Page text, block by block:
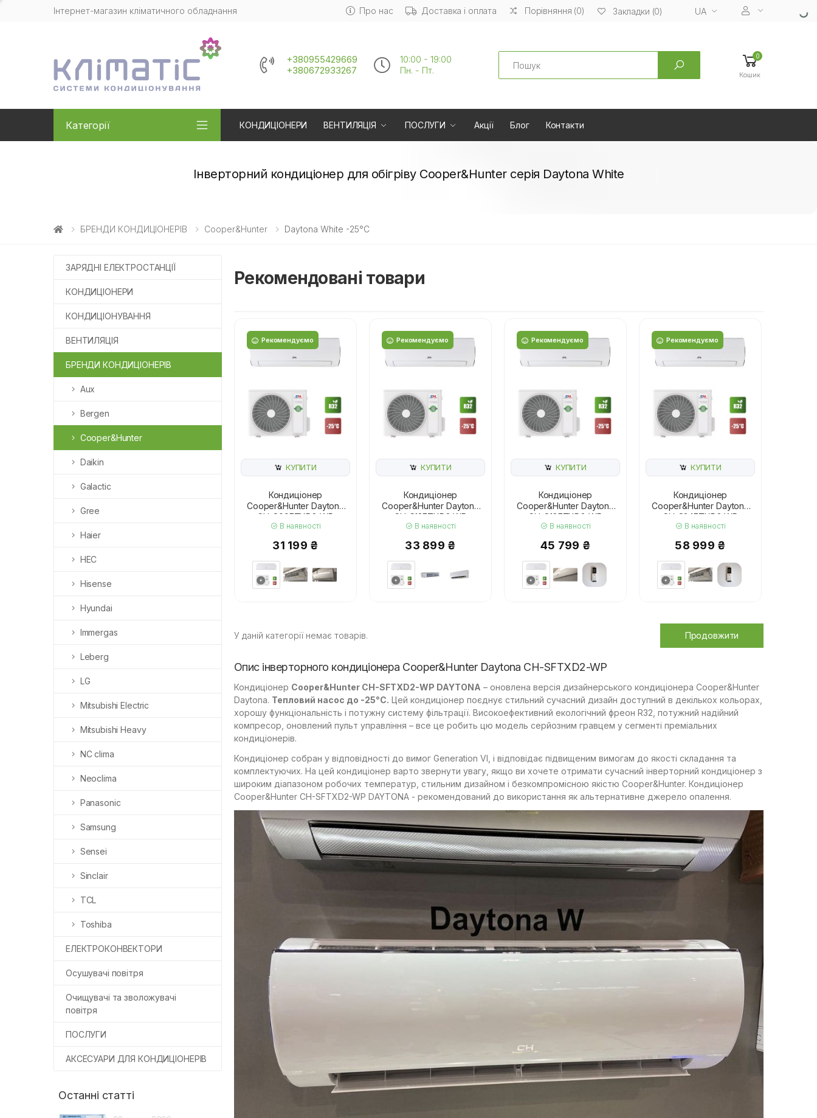
Інтернет-магазин кліматичного обладнання Про нас Доставка і оплата Порівняння (0) Закладки (0) UA
+380955429669
+380672933267
10:00 - 19:00
Пн. - Пт.
Search 0
Кошик
Категорії КОНДИЦІОНЕРИ ВЕНТИЛЯЦІЯ ПОСЛУГИ Акції Блог Контакти
Інверторний кондиціонер для обігріву Cooper&Hunter серія Daytona White
БРЕНДИ КОНДИЦІОНЕРІВ Cooper&Hunter Daytona White -25°C
ЗАРЯДНІ ЕЛЕКТРОСТАНЦІЇ
КОНДИЦІОНЕРИ
КОНДИЦІОНУВАННЯ
ВЕНТИЛЯЦІЯ
БРЕНДИ КОНДИЦІОНЕРІВ
Aux
Bergen
Cooper&Hunter
Daikin
Galactic
Gree
Haier
HEC
Hisense
Hyundai
Immergas
Leberg
LG
Mitsubishi Electric
Mitsubishi Heavy
NC clima
Neoclima
Panasonic
Samsung
Sensei
Sinclair
TCL
Toshiba
ЕЛЕКТРОКОНВЕКТОРИ
Осушувачі повітря
Очищувачі та зволожувачі
повітря
ПОСЛУГИ
АКСЕСУАРИ ДЛЯ КОНДИЦІОНЕРІВ
Останні статті
Рекомендовані товари
Рекомендуємо
КУПИТИ
Кондиціонер
Cooper&Hunter Daytona
CH-S09FTXD2-WP
В наявності
31 199 ₴
Рекомендуємо
КУПИТИ
Кондиціонер
Cooper&Hunter Daytona
CH-S12FTXD2-WP
В наявності
33 899 ₴
Рекомендуємо
КУПИТИ
Кондиціонер
Cooper&Hunter Daytona
CH-S18FTXD2-WP
В наявності
45 799 ₴
Рекомендуємо
КУПИТИ
Кондиціонер
Cooper&Hunter Daytona
CH-S24FTXD2-WP
В наявності
58 999 ₴
У даній категорії немає товарів. Продовжити
Опис інверторного кондиціонера Cooper&Hunter Daytona CH-SFTXD2-WP
Кондиціонер Cooper&Hunter CH-SFTXD2-WP DAYTONA – оновлена версія дизайнерського кондиціонера Cooper&Hunter
Daytona. Тепловий насос до -25°С. Цей кондиціонер поєднує стильний сучасний дизайн доступний в декількох кольорах,
хорошу функціональність і потужну систему фільтрації. Високоефективний екологічний фреон R32, потужний надійний
компресор, оновлений пульт управління – все це робить цю модель серйозним гравцем у сегменті преміальних
кондиціонерів.
Кондиціонер собран у відповідності до вимог Generation VI, і відповідає підвищеним вимогам до якості складання та
комплектуючих. На цей кондиціонер варто звернути увагу, якщо ви хочете отримати сучасний інверторний кондиціонер з
широким діапазоном робочих температур, стильним дизайном і безкомпромісною якістю Cooper&Hunter. Кондиціонер
Cooper&Hunter CH-SFTXD2-WP DAYTONA - рекомендований до використання як альтернативне джерело опалення.